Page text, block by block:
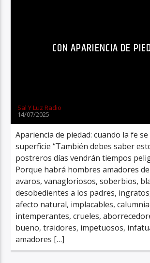
CON APARIENCIA DE
Sal Y Luz Radio
14/07/2025
Apariencia de piedad: cuando la fe
superficie “También debes saber
postreros días vendrán tiempos
Porque habrá hombres amadores
avaros, vanagloriosos, soberbios,
desobedientes a los padres,
afecto natural, implacables,
intemperantes, crueles,
bueno, traidores, impetuosos,
amadores […]